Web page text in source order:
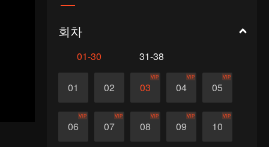
회차
01-30 31-38
01 02 03
VIP
04
VIP
05
VIP
06
VIP
07
VIP
08
VIP
09
VIP
10
VIP